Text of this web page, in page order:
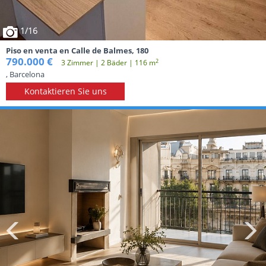
1/16
Piso en venta en Calle de Balmes, 180
790.000 € 3 Zimmer | 2 Вäder | 116 m2
, Barcelona
Kontaktieren Sie uns